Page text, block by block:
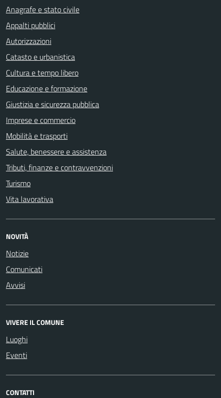
Anagrafe e stato civile
Appalti pubblici
Autorizzazioni
Catasto e urbanistica
Cultura e tempo libero
Educazione e formazione
Giustizia e sicurezza pubblica
Imprese e commercio
Mobilità e trasporti
Salute, benessere e assistenza
Tributi, finanze e contravvenzioni
Turismo
Vita lavorativa
NOVITÀ
Notizie
Comunicati
Avvisi
VIVERE IL COMUNE
Luoghi
Eventi
CONTATTI